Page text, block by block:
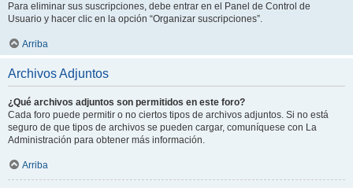
Para eliminar sus suscripciones, debe entrar en el Panel de Control de
Usuario y hacer clic en la opción “Organizar suscripciones”.
Arriba
Archivos Adjuntos
¿Qué archivos adjuntos son permitidos en este foro?
Cada foro puede permitir o no ciertos tipos de archivos adjuntos. Si no está
seguro de que tipos de archivos se pueden cargar, comuníquese con La
Administración para obtener más información.
Arriba